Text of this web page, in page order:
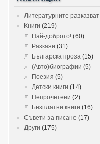
Литературните разказват
Книги (219)
Най-доброто! (60)
Разкази (31)
Българска проза (15)
(Авто)биографии (5)
Поезия (5)
Детски книги (14)
Непрочетени (2)
Безплатни книги (16)
Съвети за писане (17)
Други (175)